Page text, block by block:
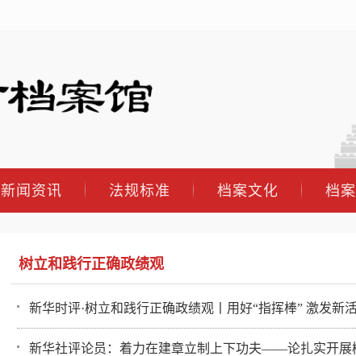
新闻资讯 法规标准 档案文化 档
树立和践行正确政绩观
新华时评·树立和践行正确政绩观丨用好“指挥棒” 激发新
新华社评论员：着力在建章立制上下功夫——论扎实开展